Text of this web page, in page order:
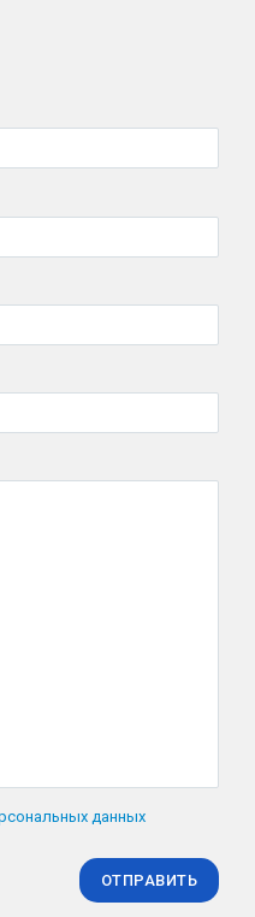
данных
ОТПРАВИТЬ